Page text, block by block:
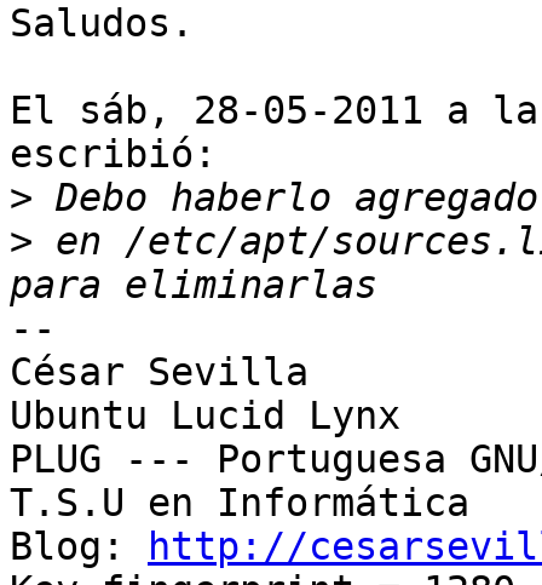
Saludos.
El sáb, 28-05-2011 a
escribió:
>
> en /etc/apt/
--
﻿César Sevilla
Ubuntu Lucid Lynx
PLUG --- Portuguesa
T.S.U en Informática
Blog:
http://